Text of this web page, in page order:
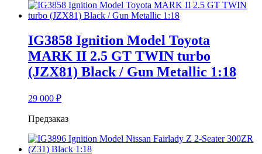
IG3858 Ignition Model Toyota
MARK II 2.5 GT TWIN turbo
(JZX81) Black / Gun Metallic 1:18
29 000 ₽
Предзаказ